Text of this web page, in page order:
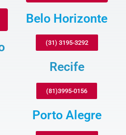
Belo Horizonte
(31) 3195-3292
Recife
(81)3995-0156
Porto Alegre